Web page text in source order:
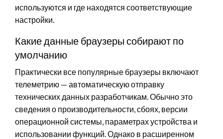
используются и где находятся соответствующие
настройки.
Какие данные браузеры собирают по
умолчанию
Практически все популярные браузеры включают
телеметрию — автоматическую отправку
технических данных разработчикам. Обычно это
сведения о производительности, сбоях, версии
операционной системы, параметрах устройства и
использовании функций. Однако в расширенном